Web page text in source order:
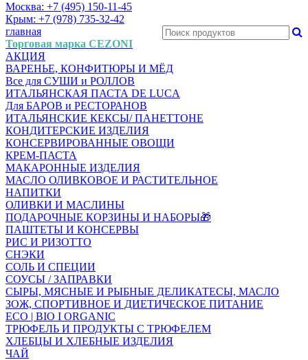
Москва: +7 (495) 150-11-45
Крым: +7 (978) 735-32-42
главная
Торговая марка CEZONI
АКЦИЯ
ВАРЕНЬЕ, КОНФИТЮРЫ И МЁД
Все для СУШИ и РОЛЛОВ
ИТАЛЬЯНСКАЯ ПАСТА DE LUCA
Для БАРОВ и РЕСТОРАНОВ
ИТАЛЬЯНСКИЕ КЕКСЫ/ ПАНЕТТОНЕ
КОНДИТЕРСКИЕ ИЗДЕЛИЯ
КОНСЕРВИРОВАННЫЕ ОВОЩИ
КРЕМ-ПАСТА
МАКАРОННЫЕ ИЗДЕЛИЯ
МАСЛО ОЛИВКОВОЕ И РАСТИТЕЛЬНОЕ
НАПИТКИ
ОЛИВКИ И МАСЛИНЫ
ПОДАРОЧНЫЕ КОРЗИНЫ И НАБОРЫ🎁
ПАШТЕТЫ И КОНСЕРВЫ
РИС И РИЗОТТО
СНЭКИ
СОЛЬ И СПЕЦИИ
СОУСЫ / ЗАПРАВКИ
СЫРЫ, МЯСНЫЕ И РЫБНЫЕ ДЕЛИКАТЕСЫ, МАСЛО
ЗОЖ, СПОРТИВНОЕ И ДИЕТИЧЕСКОЕ ПИТАНИЕ
ECO | BIO I ORGANIC
ТРЮФЕЛЬ И ПРОДУКТЫ С ТРЮФЕЛЕМ
ХЛЕБЦЫ И ХЛЕБНЫЕ ИЗДЕЛИЯ
ЧАЙ